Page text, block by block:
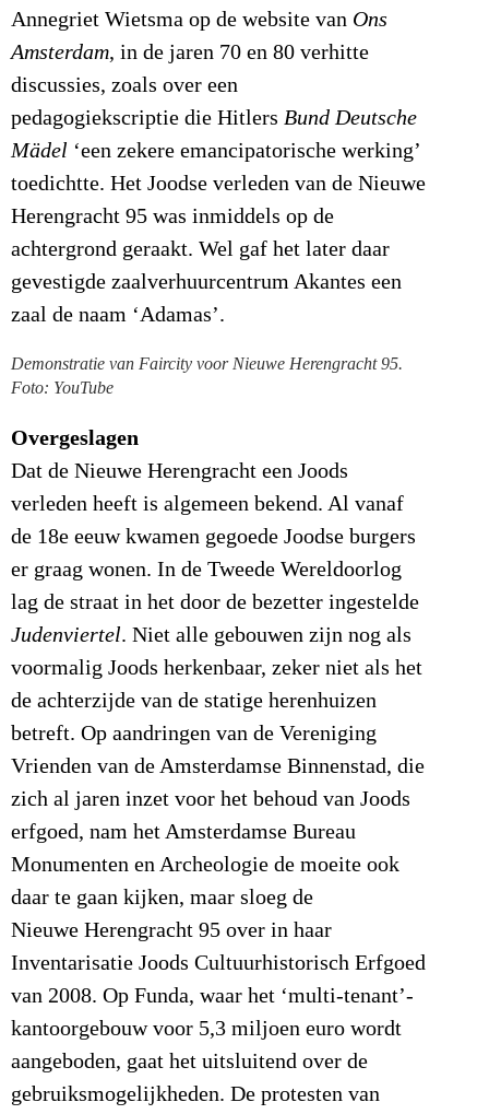
Annegriet Wietsma op de website van Ons
Amsterdam, in de jaren 70 en 80 verhitte
discussies, zoals over een
pedagogiekscriptie die Hitlers Bund Deutsche
Mädel ‘een zekere emancipatorische werking’
toedichtte. Het Joodse verleden van de Nieuwe
Herengracht 95 was inmiddels op de
achtergrond geraakt. Wel gaf het later daar
gevestigde zaalverhuurcentrum Akantes een
zaal de naam ‘Adamas’.
Demonstratie van Faircity voor Nieuwe Herengracht 95.
Foto: YouTube
Overgeslagen
Dat de Nieuwe Herengracht een Joods
verleden heeft is algemeen bekend. Al vanaf
de 18e eeuw kwamen gegoede Joodse burgers
er graag wonen. In de Tweede Wereldoorlog
lag de straat in het door de bezetter ingestelde
Judenviertel. Niet alle gebouwen zijn nog als
voormalig Joods herkenbaar, zeker niet als het
de achterzijde van de statige herenhuizen
betreft. Op aandringen van de Vereniging
Vrienden van de Amsterdamse Binnenstad, die
zich al jaren inzet voor het behoud van Joods
erfgoed, nam het Amsterdamse Bureau
Monumenten en Archeologie de moeite ook
daar te gaan kijken, maar sloeg de
Nieuwe Herengracht 95 over in haar
Inventarisatie Joods Cultuurhistorisch Erfgoed
van 2008. Op Funda, waar het ‘multi-tenant’-
kantoorgebouw voor 5,3 miljoen euro wordt
aangeboden, gaat het uitsluitend over de
gebruiksmogelijkheden. De protesten van